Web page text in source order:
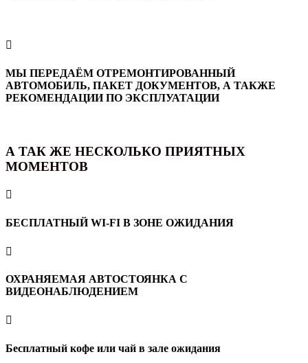

МЫ ПЕРЕДАЁМ ОТРЕМОНТИРОВАННЫЙ
АВТОМОБИЛЬ, ПАКЕТ ДОКУМЕНТОВ, А ТАКЖЕ
РЕКОМЕНДАЦИИ ПО ЭКСПЛУАТАЦИИ
А ТАК ЖЕ НЕСКОЛЬКО ПРИЯТНЫХ
МОМЕНТОВ

БЕСПЛАТНЫЙ WI-FI В ЗОНЕ ОЖИДАНИЯ

ОХРАНЯЕМАЯ АВТОСТОЯНКА С
ВИДЕОНАБЛЮДЕНИЕМ

Бесплатный кофе или чай в зале ожидания